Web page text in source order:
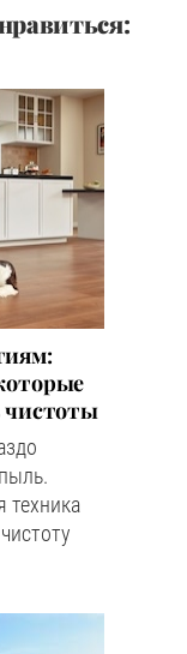
чистоты
техника